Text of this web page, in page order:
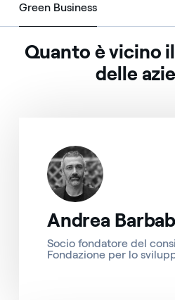
Green BusinessGreen Business
Quanto è vicino
delle
Andrea
Socio fondatore del
Fondazione per lo